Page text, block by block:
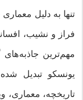
تنها به دلیل
فراز و نشیب،
مهم‌ترین
یونسکو تبدیل
تاریخچه، معماری،